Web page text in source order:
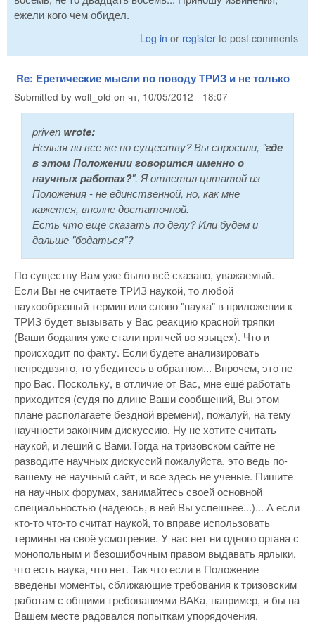
ежели кого чем обидел.
Log in or register to post comments
Re: Еретические мысли по поводу ТРИЗ и не только
Submitted by wolf_old on чт, 10/05/2012 - 18:07
priven wrote:
Нельзя ли все же по существу? Вы спросили, "где
в этом Положении говорится именно о
научных работах?". Я ответил цитатой из
Положения - не единственной, но, как мне
кажется, вполне достаточной.
Есть что еще сказать по делу? Или будем и
дальше "бодаться"?
По существу Вам уже было всё сказано, уважаемый.
Если Вы не считаете ТРИЗ наукой, то любой
наукообразный термин или слово "наука" в приложении к
ТРИЗ будет вызывать у Вас реакцию красной тряпки
(Ваши бодания уже стали притчей во языцех). Что и
происходит по факту. Если будете анализировать
непредвзято, то убедитесь в обратном... Впрочем, это не
про Вас. Поскольку, в отличие от Вас, мне ещё работать
приходится (судя по длине Ваши сообщений, Вы этом
плане располагаете бездной времени), пожалуй, на тему
научности закончим дискуссию. Ну не хотите считать
наукой, и леший с Вами.Тогда на тризовском сайте не
разводите научных дискуссий пожалуйста, это ведь по-
вашему не научный сайт, и все здесь не ученые. Пишите
на научных форумах, занимайтесь своей основной
специальностью (надеюсь, в ней Вы успешнее...)... А если
кто-то что-то считат наукой, то вправе использовать
термины на своё усмотрение. У нас нет ни одного органа с
монопольным и безошибочным правом выдавать ярлыки,
что есть наука, что нет. Так что если в Положение
введены моменты, сближающие требования к тризовским
работам с общими требованиями ВАКа, например, я бы на
Вашем месте радовался попыткам упорядочения.